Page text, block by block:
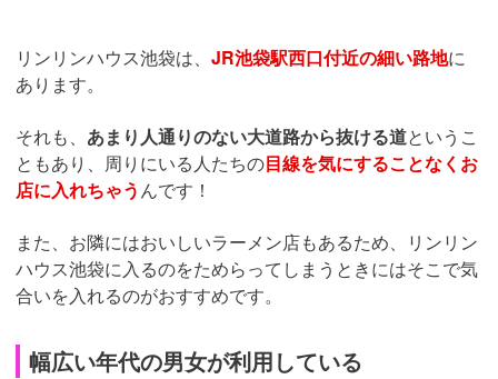
リンリンハウス池袋は、 JR池袋駅西口付近の細い路地に
あります。
それも、 あまり人通りのない大道路から抜ける道というこ
ともあり、周りにいる人たちの目線を気にすることなくお
店に入れちゃうんです！
また、お隣にはおいしいラーメン店もあるため、リンリン
ハウス池袋に入るのをためらってしまうときにはそこで気
合いを入れるのがおすすめです。
幅広い年代の男女が利用している